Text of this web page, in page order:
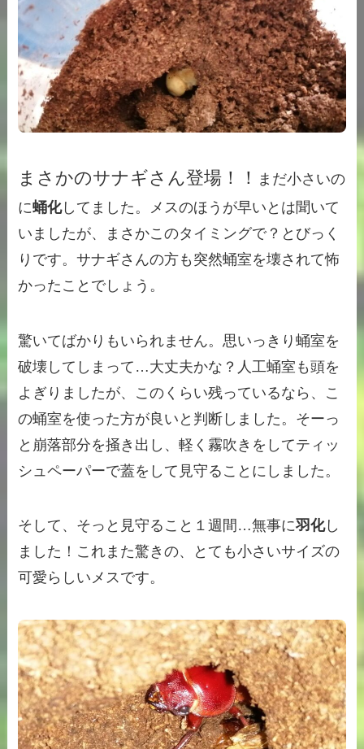
まさかのサナギさん登場！！
まだ小さいの
に蛹化してました。メスのほうが早いとは聞いて
いましたが、まさかこのタイミングで？とびっく
りです。サナギさんの方も突然蛹室を壊されて怖
かったことでしょう。
驚いてばかりもいられません。思いっきり蛹室を
破壊してしまって…大丈夫かな？人工蛹室も頭を
よぎりましたが、このくらい残っているなら、こ
の蛹室を使った方が良いと判断しました。そーっ
と崩落部分を掻き出し、軽く霧吹きをしてティッ
シュペーパーで蓋をして見守ることにしました。
そして、そっと見守ること１週間…無事に羽化し
ました！これまた驚きの、とても小さいサイズの
可愛らしいメスです。